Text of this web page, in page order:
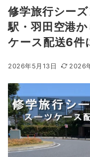
修学旅行シー
駅・羽田空港
ケース配送6件
2026年5月13日 2026